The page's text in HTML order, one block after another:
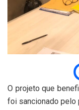
O projeto que
foi sancionado pelo